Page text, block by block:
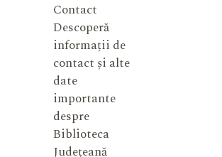
Contact
Descoperă
informații de
contact și alte
date
importante
despre
Biblioteca
Județeană